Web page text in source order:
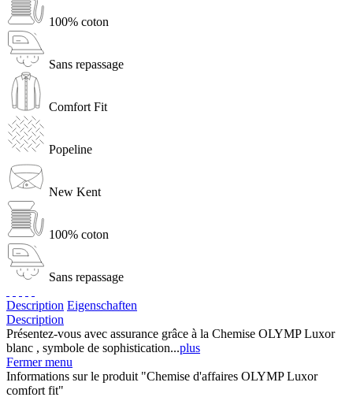
100% coton
Sans repassage
Comfort Fit
Popeline
New Kent
100% coton
Sans repassage
Description Eigenschaften
Description
Présentez-vous avec assurance grâce à la Chemise OLYMP Luxor
blanc , symbole de sophistication...plus
Fermer menu
Informations sur le produit "Chemise d'affaires OLYMP Luxor
comfort fit"